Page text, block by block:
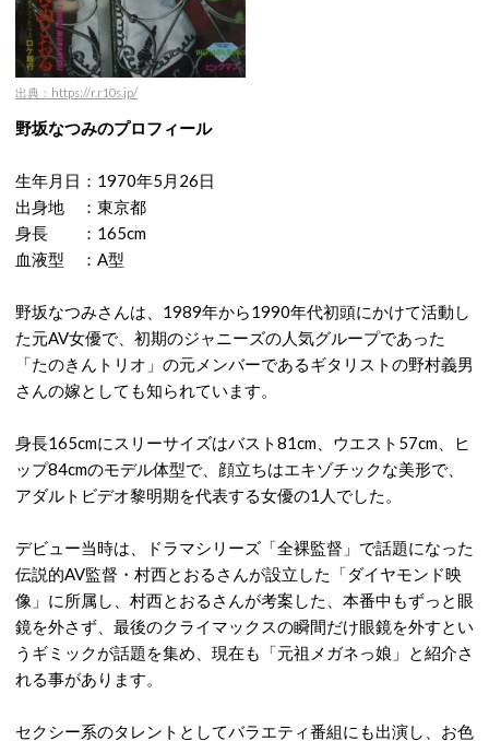
出典：https://r.r10s.jp/
野坂なつみのプロフィール
生年月日：1970年5月26日
出身地 ：東京都
身長 ：165cm
血液型 ：A型
野坂なつみさんは、1989年から1990年代初頭にかけて活動し
た元AV女優で、初期のジャニーズの人気グループであった
「たのきんトリオ」の元メンバーであるギタリストの野村義男
さんの嫁としても知られています。
身長165cmにスリーサイズはバスト81cm、ウエスト57cm、ヒ
ップ84cmのモデル体型で、顔立ちはエキゾチックな美形で、
アダルトビデオ黎明期を代表する女優の1人でした。
デビュー当時は、ドラマシリーズ「全裸監督」で話題になった
伝説的AV監督・村西とおるさんが設立した「ダイヤモンド映
像」に所属し、村西とおるさんが考案した、本番中もずっと眼
鏡を外さず、最後のクライマックスの瞬間だけ眼鏡を外すとい
うギミックが話題を集め、現在も「元祖メガネっ娘」と紹介さ
れる事があります。
セクシー系のタレントとしてバラエティ番組にも出演し、お色